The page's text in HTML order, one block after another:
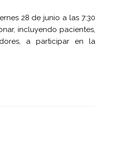
28 de junio a las 7:30
incluyendo pacientes,
a participar en la